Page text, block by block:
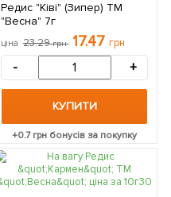
Редис "Ківі" (Зипер) ТМ
"Весна" 7г
ціна 23.29грн 17.47 грн
- +
КУПИТИ
+0.7грн бонусів за покупку